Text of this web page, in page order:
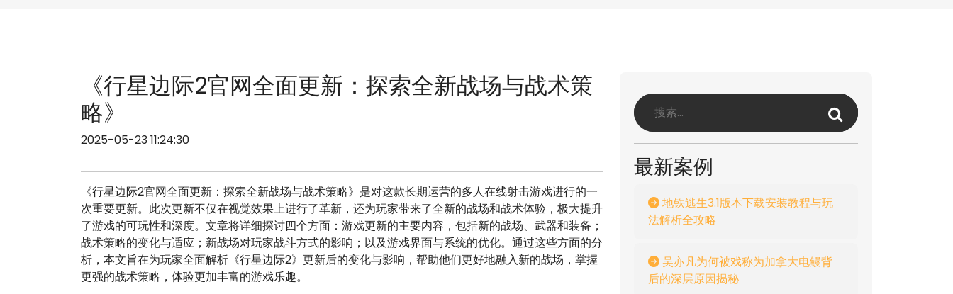
《行星边际2官网全面更新：探索全新战场与战术策
略》
2025-05-23 11:24:30
《行星边际2官网全面更新：探索全新战场与战术策略》是对这款长期运营的多人在线射击游戏进行的一
次重要更新。此次更新不仅在视觉效果上进行了革新，还为玩家带来了全新的战场和战术体验，极大提升
了游戏的可玩性和深度。文章将详细探讨四个方面：游戏更新的主要内容，包括新的战场、武器和装备；
战术策略的变化与适应；新战场对玩家战斗方式的影响；以及游戏界面与系统的优化。通过这些方面的分
析，本文旨在为玩家全面解析《行星边际2》更新后的变化与影响，帮助他们更好地融入新的战场，掌握
更强的战术策略，体验更加丰富的游戏乐趣。
最新案例
地铁逃生3.1版本下载安装教程与玩
法解析全攻略
吴亦凡为何被戏称为加拿大电鳗背
后的深层原因揭秘